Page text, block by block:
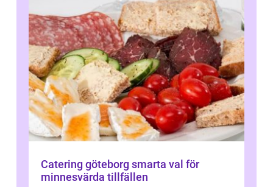
Catering göteborg smarta val för
minnesvärda tillfällen